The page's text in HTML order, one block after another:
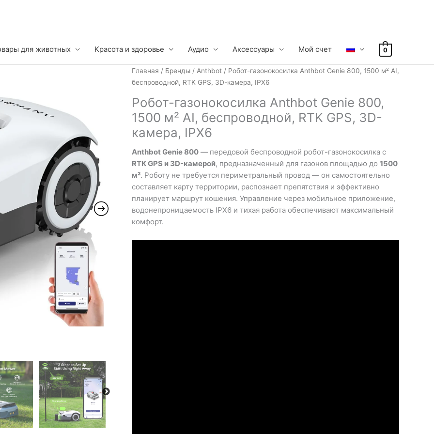
для животных Kрасота и здоровье Аудио Аксессуары Mой счет 0
Главная / Бренды / Anthbot / Робот-газонокосилка Anthbot Genie 800, 1500 м² AI,
беспроводной, RTK GPS, 3D-камера, IPX6
Робот-газонокосилка Anthbot Genie 800,
1500 м² AI, беспроводной, RTK GPS, 3D-
камера, IPX6
Anthbot Genie 800 — передовой беспроводной робот-газонокосилка с
RTK GPS и 3D-камерой, предназначенный для газонов площадью до 1500
м². Роботу не требуется периметральный провод — он самостоятельно
составляет карту территории, распознает препятствия и эффективно
планирует маршрут кошения. Управление через мобильное приложение,
водонепроницаемость IPX6 и тихая работа обеспечивают максимальный
комфорт.